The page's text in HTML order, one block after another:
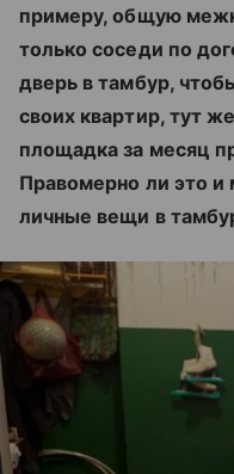
примеру, общую
только соседи по
дверь в тамбур,
своих квартир, тут
площадка за месяц
Правомерно ли это
личные вещи в